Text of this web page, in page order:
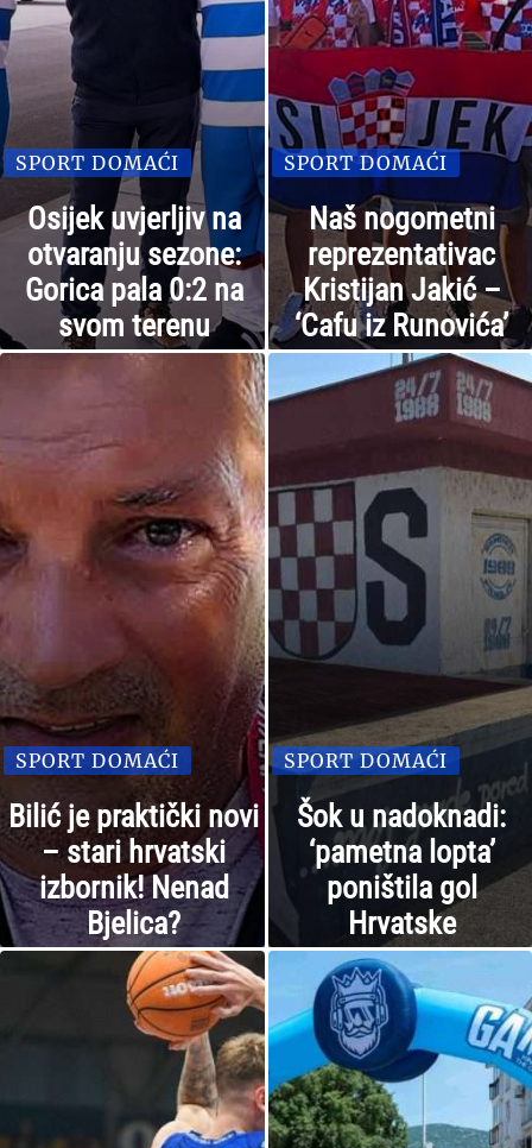
SPORT DOMAĆI
Osijek uvjerljiv na
otvaranju sezone:
Gorica pala 0:2 na
svom terenu
SPORT DOMAĆI
Naš nogometni
reprezentativac
Kristijan Jakić –
‘Cafu iz Runovića’
SPORT DOMAĆI
Bilić je praktički novi
– stari hrvatski
izbornik! Nenad
Bjelica?
SPORT DOMAĆI
Šok u nadoknadi:
‘pametna lopta’
poništila gol
Hrvatske